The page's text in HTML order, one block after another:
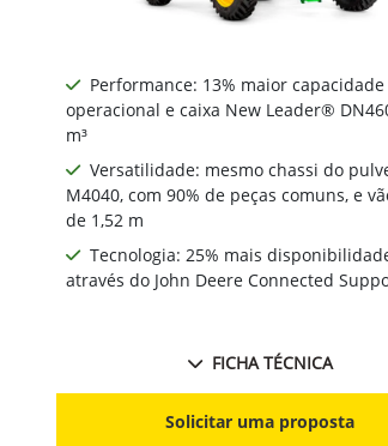
Performance: 13% maior capacidade
operacional e caixa New Leader®
m³
Versatilidade: mesmo chassi do
M4040, com 90% de peças comuns, e
de 1,52 m
Tecnologia: 25% mais
através do John Deere Connected
FICHA TÉCNICA
Solicitar uma proposta